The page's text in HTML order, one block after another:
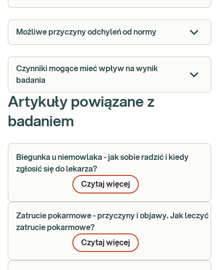
Możliwe przyczyny odchyleń od normy
Czynniki mogące mieć wpływ na wynik
badania
Artykuły powiązane z
badaniem
Biegunka u niemowlaka - jak sobie radzić i kiedy
zgłosić się do lekarza?
Czytaj więcej
Zatrucie pokarmowe - przyczyny i objawy. Jak leczyć
zatrucie pokarmowe?
Czytaj więcej